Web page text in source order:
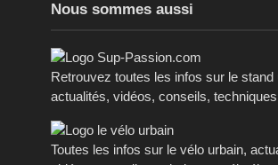
Nous sommes aussi
Retrouvez toutes les infos sur le stand
actualités, vidéos, conseils,
Toutes les infos sur le vélo urbain,